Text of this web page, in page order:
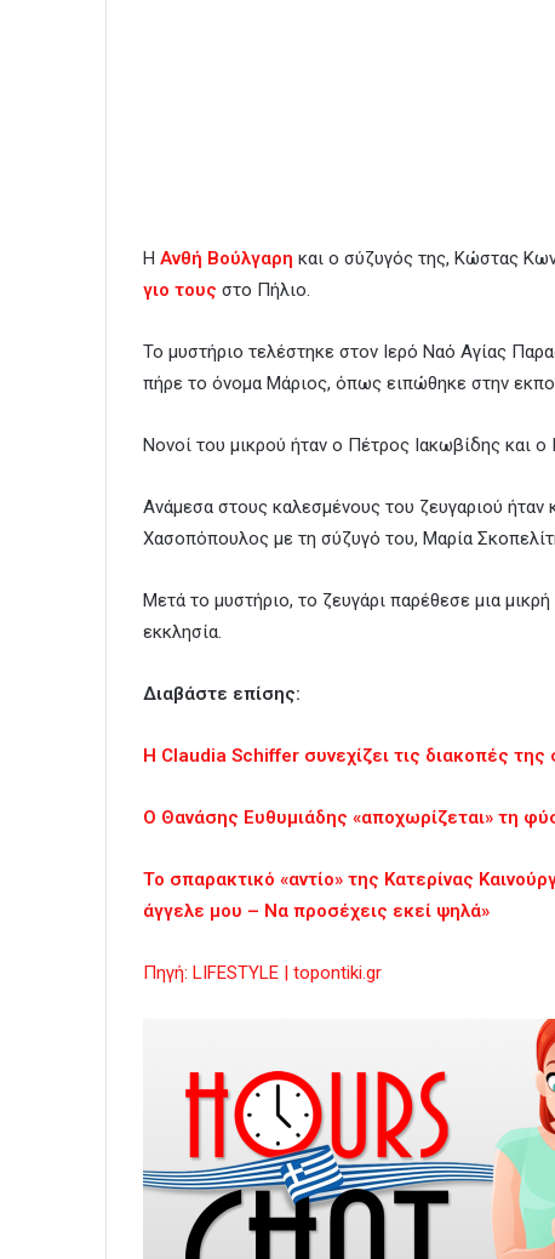
Η Ανθή Βούλγαρη και ο σύζυγός της, Κώστας
γιο τους στο Πήλιο.
Το μυστήριο τελέστηκε στον Ιερό Ναό Αγίας
πήρε το όνομα Μάριος, όπως ειπώθηκε στην
Νονοί του μικρού ήταν ο Πέτρος Ιακωβίδης και
Ανάμεσα στους καλεσμένους του ζευγαριού ήταν
Χασοπόπουλος με τη σύζυγό του, Μαρία
Μετά το μυστήριο, το ζευγάρι παρέθεσε μια
εκκλησία.
Διαβάστε επίσης:
Η Claudia Schiffer συνεχίζει τις διακοπές
Ο Θανάσης Ευθυμιάδης «αποχωρίζεται» τη
To σπαρακτικό «αντίο» της Κατερίνας
άγγελε μου – Να προσέχεις εκεί ψηλά»
Πηγή: LIFESTYLE | topontiki.gr